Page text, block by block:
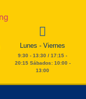
Lunes - Viernes
9:30 - 13:30 / 17:15 -
20:15 Sábados: 10:00 -
13:00